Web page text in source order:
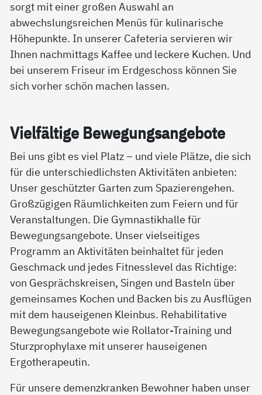
sorgt mit einer großen Auswahl an
abwechslungsreichen Menüs für kulinarische
Höhepunkte. In unserer Cafeteria servieren wir
Ihnen nachmittags Kaffee und leckere Kuchen. Und
bei unserem Friseur im Erdgeschoss können Sie
sich vorher schön machen lassen.
Viel­fäl­ti­ge Be­we­gung­s­an­ge­bo­te
Bei uns gibt es viel Platz – und viele Plätze, die sich
für die unterschiedlichsten Aktivitäten anbieten:
Unser geschützter Garten zum Spazierengehen.
Großzügigen Räumlichkeiten zum Feiern und für
Veranstaltungen. Die Gymnastikhalle für
Bewegungsangebote. Unser vielseitiges
Programm an Aktivitäten beinhaltet für jeden
Geschmack und jedes Fitnesslevel das Richtige:
von Gesprächskreisen, Singen und Basteln über
gemeinsames Kochen und Backen bis zu Ausflügen
mit dem hauseigenen Kleinbus. Rehabilitative
Bewegungsangebote wie Rollator-Training und
Sturzprophylaxe mit unserer hauseigenen
Ergotherapeutin.
Für unsere demenzkranken Bewohner haben unser